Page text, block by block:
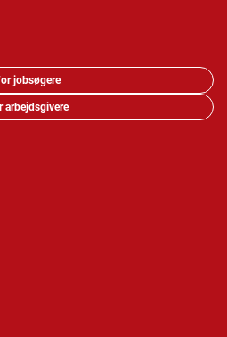
jobsøgere
arbejdsgivere